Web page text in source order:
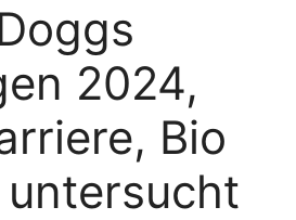
2024,
Bio